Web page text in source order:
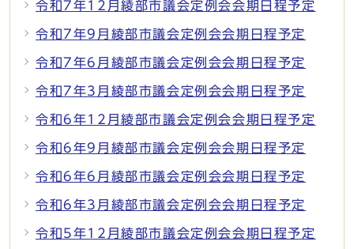
令和7年12月綾部市議会定例会会期日程予定
令和7年9月綾部市議会定例会会期日程予定
令和7年6月綾部市議会定例会会期日程予定
令和7年3月綾部市議会定例会会期日程予定
令和6年12月綾部市議会定例会会期日程予定
令和6年9月綾部市議会定例会会期日程予定
令和6年6月綾部市議会定例会会期日程予定
令和6年3月綾部市議会定例会会期日程予定
令和5年12月綾部市議会定例会会期日程予定